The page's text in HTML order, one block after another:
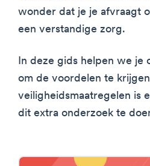
wonder dat je je afvraagt
een verstandige zorg.
In deze gids helpen we
om de voordelen te
veiligheidsmaatregelen is
dit extra onderzoek te